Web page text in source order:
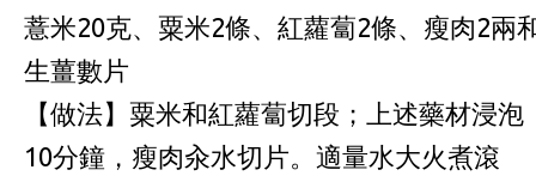
薏米20克、粟米2條、紅蘿蔔2條、瘦肉2兩
生薑數片
【做法】粟米和紅蘿蔔切段；上述藥材浸泡
10分鐘，瘦肉汆水切片。適量水大火煮滾